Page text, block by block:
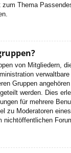
zum Thema
von Mitgliedern,
Gruppen
werden. Dies
für mehrere
zu Moderatoren
nichtöffentlichen